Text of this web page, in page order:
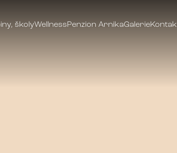
školyWellnessPenzion ArnikaGalerie